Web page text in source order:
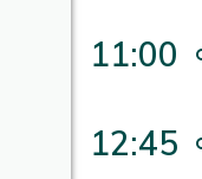
11:00
12:45